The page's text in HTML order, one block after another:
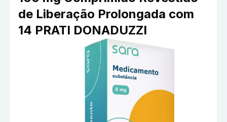
de Liberação Prolongada com
14 PRATI DONADUZZI